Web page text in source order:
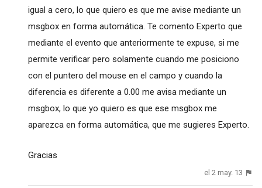
igual a cero, lo que quiero es que me avise mediante un
msgbox en forma automática. Te comento Experto que
mediante el evento que anteriormente te expuse, si me
permite verificar pero solamente cuando me posiciono
con el puntero del mouse en el campo y cuando la
diferencia es diferente a 0.00 me avisa mediante un
msgbox, lo que yo quiero es que ese msgbox me
aparezca en forma automática, que me sugieres Experto.
Gracias
el 2 may. 13